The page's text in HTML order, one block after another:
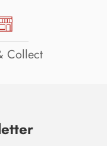
Collect